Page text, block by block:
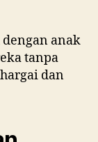
anak
tanpa
dan